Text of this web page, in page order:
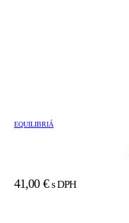
EQUILIBRIÁ
41,00 € s DPH